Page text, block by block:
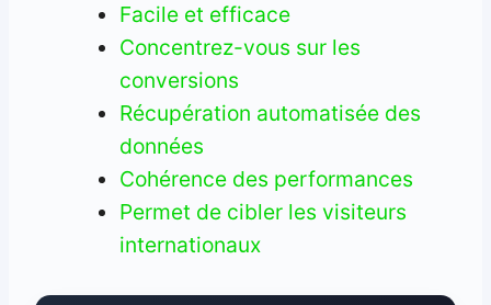
Facile et efficace
Concentrez-vous sur les
conversions
Récupération automatisée des
données
Cohérence des performances
Permet de cibler les visiteurs
internationaux